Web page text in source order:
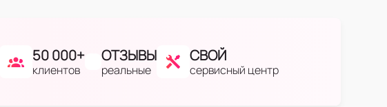
50 000+
клиентов
ОТЗЫВЫ
реальные
СВОЙ
сервисный центр